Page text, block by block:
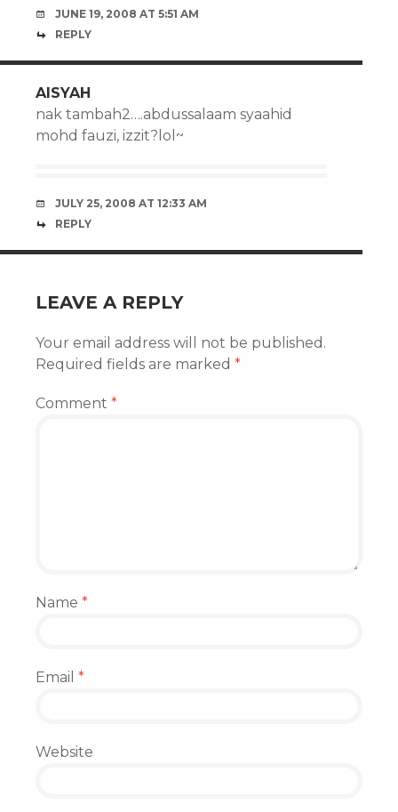
JUNE 19, 2008 AT 5:51 AM
REPLY
AISYAH
nak tambah2….abdussalaam syaahid
mohd fauzi, izzit?lol~
JULY 25, 2008 AT 12:33 AM
REPLY
LEAVE A REPLY
Your email address will not be published.
Required fields are marked *
Comment *
Name *
Email *
Website